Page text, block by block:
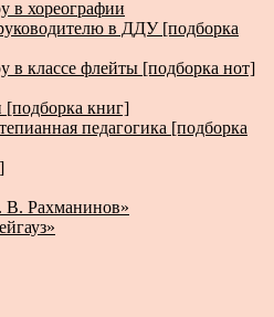
в хореографии
в ДДУ [подборка
в классе флейты [подборка нот]
книг]
педагогика [подборка
В. Рахманинов»